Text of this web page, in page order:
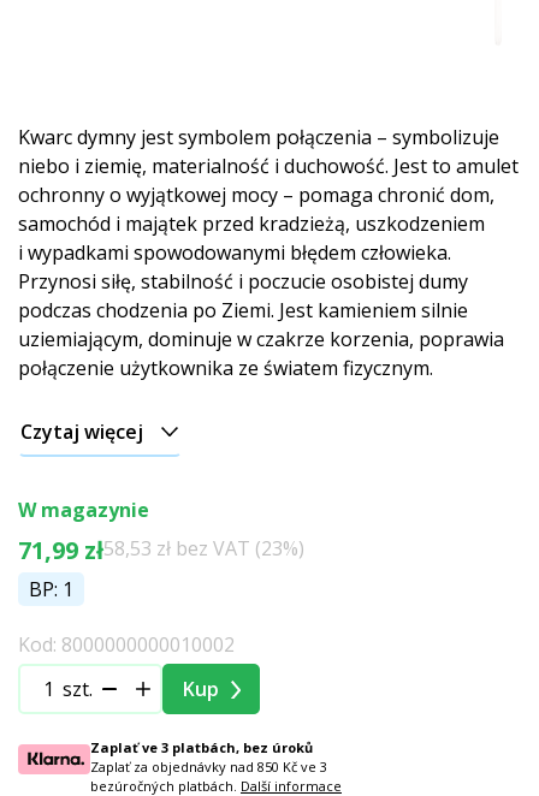
Kwarc dymny jest symbolem połączenia – symbolizuje
niebo i ziemię, materialność i duchowość. Jest to amulet
ochronny o wyjątkowej mocy – pomaga chronić dom,
samochód i majątek przed kradzieżą, uszkodzeniem
i wypadkami spowodowanymi błędem człowieka.
Przynosi siłę, stabilność i poczucie osobistej dumy
podczas chodzenia po Ziemi. Jest kamieniem silnie
uziemiającym, dominuje w czakrze korzenia, poprawia
połączenie użytkownika ze światem fizycznym.
Czytaj więcej
W magazynie
71,99 zł58,53 zł bez VAT (23%)
BP: 1
Kod: 8000000000010002
szt.
Kup
Zaplať ve 3 platbách, bez úroků
Zaplať za objednávky nad 850 Kč ve 3
bezúročných platbách. Další informace